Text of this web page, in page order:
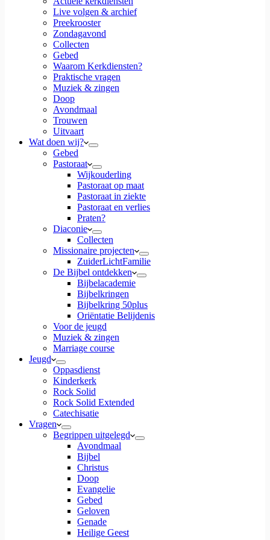
Live volgen & archief
Preekrooster
Zondagavond
Collecten
Gebed
Waarom Kerkdiensten?
Praktische vragen
Muziek & zingen
Doop
Avondmaal
Trouwen
Uitvaart
Wat doen wij?
Gebed
Pastoraat
Wijkouderling
Pastoraat op maat
Pastoraat in ziekte
Pastoraat en verlies
Praten?
Diaconie
Collecten
Missionaire projecten
ZuiderLichtFamilie
De Bijbel ontdekken
Bijbelacademie
Bijbelkringen
Bijbelkring 50plus
Oriëntatie Belijdenis
Voor de jeugd
Muziek & zingen
Marriage course
Jeugd
Oppasdienst
Kinderkerk
Rock Solid
Rock Solid Extended
Catechisatie
Vragen
Begrippen uitgelegd
Avondmaal
Bijbel
Christus
Doop
Evangelie
Gebed
Geloven
Genade
Heilige Geest